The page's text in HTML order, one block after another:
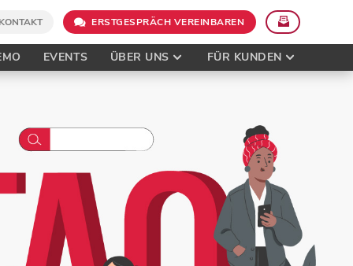
ERSTGESPRÄCH VEREINBAREN
EVENTS ÜBER UNS FÜR KUNDEN